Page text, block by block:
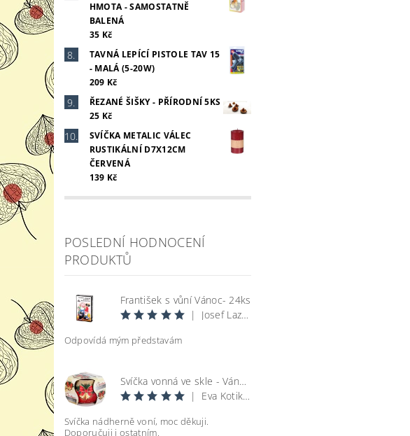
HMOTA - SAMOSTATNĚ
BALENÁ
35 Kč
TAVNÁ LEPÍCÍ PISTOLE TAV 15
- MALÁ (5-20W)
209 Kč
ŘEZANÉ ŠIŠKY - PŘÍRODNÍ 5KS
25 Kč
SVÍČKA METALIC VÁLEC
RUSTIKÁLNÍ D7X12CM
ČERVENÁ
139 Kč
POSLEDNÍ HODNOCENÍ
PRODUKTŮ
František s vůní Vánoc- 24ks
|
Josef Lazecký
Odpovídá mým představám
Svíčka vonná ve skle - Vánoce
|
Eva Kotikova
Svíčka nádherně voní, moc děkuji.
Doporučuji i ostatním.